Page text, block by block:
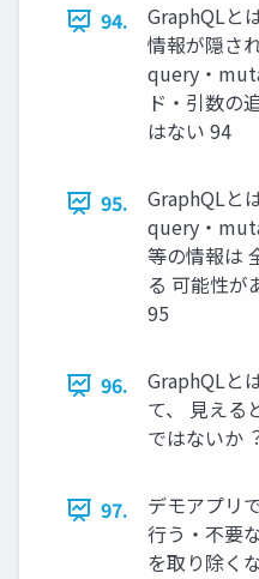
94.
GraphQLと
情報が隠さ
query・
ド・引数の
はない 94
95.
GraphQLと
query・
等の情報は
る 可能性が
95
96.
GraphQLと
て、 ⾒える
ではないか
97.
デモアプリ
⾏う・不要
を取り除く